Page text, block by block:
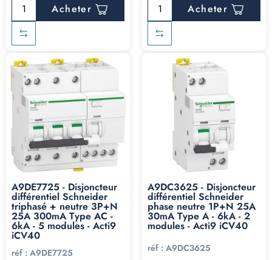
Acheter Acheter
A9DE7725 - Disjoncteur
différentiel Schneider
triphasé + neutre 3P+N
25A 300mA Type AC -
6kA - 5 modules - Acti9
iCV40
réf : A9DE7725
A9DC3625 - Disjoncteur
différentiel Schneider
phase neutre 1P+N 25A
30mA Type A - 6kA - 2
modules - Acti9 iCV40
réf : A9DC3625